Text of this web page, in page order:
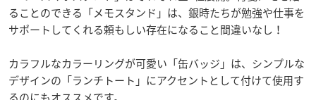
ることのできる「メモスタンド」は、銀時たちが勉強や仕事を
サポートしてくれる頼もしい存在になること間違いなし！
カラフルなカラーリングが可愛い「缶バッジ」は、シンプルな
デザインの「ランチトート」にアクセントとして付けて使用す